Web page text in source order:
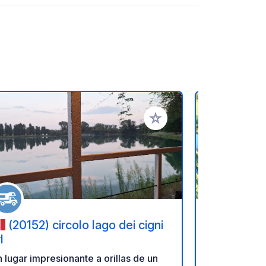
Añadir a tus favoritos
(20152) circolo lago dei cigni
lugar impresionante a orillas de un